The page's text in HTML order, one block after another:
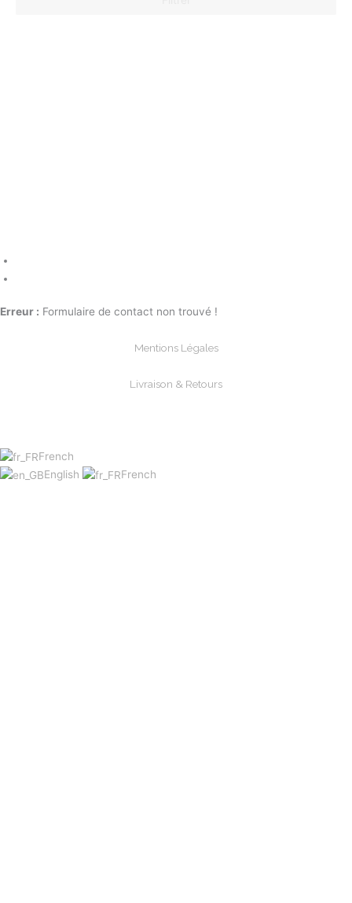
Erreur : Formulaire de contact non trouvé !
Mentions Légales
Livraison & Retours
French
English
French